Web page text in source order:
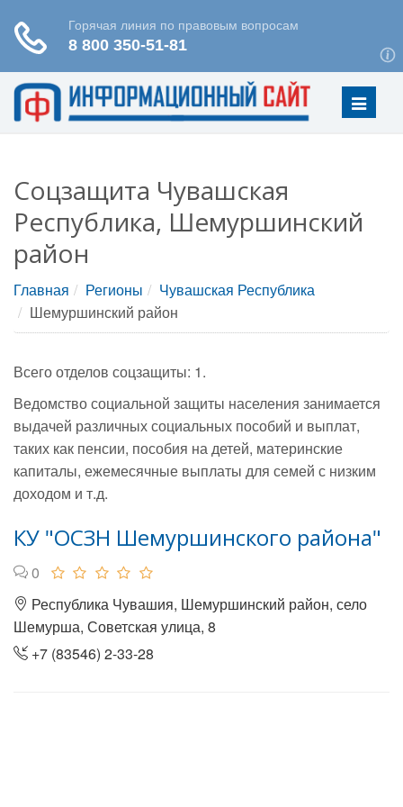
Меню
Соцзащита Чувашская
Республика, Шемуршинский
район
Главная Регионы
Чувашская Республика
Шемуршинский район
Всего отделов соцзащиты: 1.
Ведомство социальной защиты населения занимается
выдачей различных социальных пособий и выплат,
таких как пенсии, пособия на детей, материнские
капиталы, ежемесячные выплаты для семей с низким
доходом и т.д.
КУ "ОСЗН Шемуршинского района"
0
Республика Чувашия, Шемуршинский район, село
Шемурша, Советская улица, 8
+7 (83546) 2-33-28